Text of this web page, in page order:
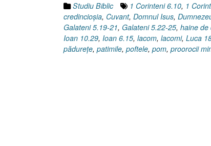
Studiu Biblic 1 Corinteni 6.10, 1
credincioşia, Cuvant, Domnul Isus,
Galateni 5.19-21, Galateni 5.22-25, haine de
Ioan 10.29, Ioan 6.15, lacom, lacomi, Luca
pădureţe, patimile, poftele, pom, proorocii